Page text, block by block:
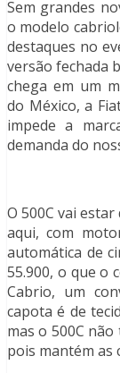
Sem grandes
o modelo
destaques no
versão fechada
chega em um
do México, a
impede a
demanda do
O 500C vai
aqui, com
automática de
55.900, o que o
Cabrio, um
capota é de
mas o 500C
pois mantém as